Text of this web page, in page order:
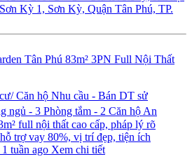
Kỳ 1, Sơn Kỳ, Quận Tân Phú, TP.
Căn hộ Nhu cầu - Bán DT sử
ngủ - 3 Phòng tắm - 2 Căn hộ An
full nội thất cao cấp, pháp lý rõ
trợ vay 80%, vị trí đẹp, tiện ích
tuần ago Xem chi tiết